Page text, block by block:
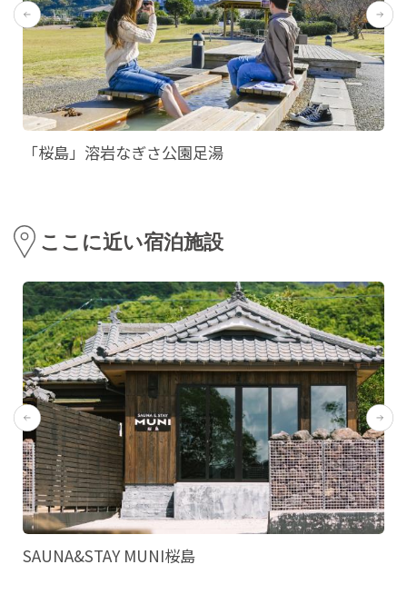
「桜島」溶岩なぎさ公園足湯
ここに近い宿泊施設
SAUNA&STAY MUNI桜島